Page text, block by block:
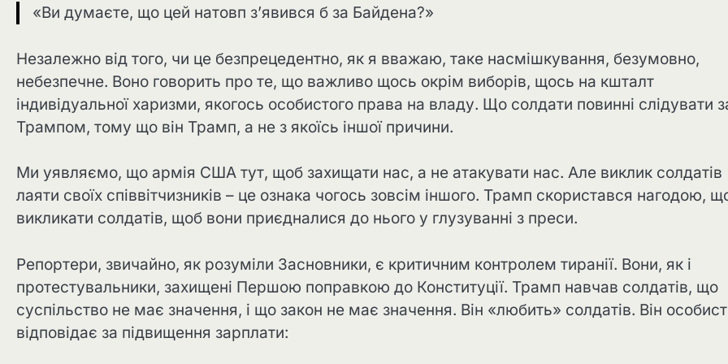
«Ви думаєте, що цей натовп з’явився б за Байдена?»
Незалежно від того, чи це безпрецедентно, як я вважаю, таке насмішкування, безумовно,
небезпечне. Воно говорить про те, що важливо щось окрім виборів, щось на кшталт
індивідуальної харизми, якогось особистого права на владу. Що солдати повинні слідувати
Трампом, тому що він Трамп, а не з якоїсь іншої причини.
Ми уявляємо, що армія США тут, щоб захищати нас, а не атакувати нас. Але виклик солдатів
лаяти своїх співвітчизників – це ознака чогось зовсім іншого. Трамп скористався нагодою,
викликати солдатів, щоб вони приєдналися до нього у глузуванні з преси.
Репортери, звичайно, як розуміли Засновники, є критичним контролем тиранії. Вони, як і
протестувальники, захищені Першою поправкою до Конституції. Трамп навчав солдатів, що
суспільство не має значення, і що закон не має значення. Він «любить» солдатів. Він
відповідає за підвищення зарплати: